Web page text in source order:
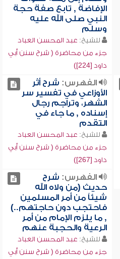
الإفاضة , تابع صفة حجة
النبي صلى الله عليه
وسلم
للشيخ: عبد المحسن العباد
جزء من محاضرة ( شرح سنن أبي
داود [224])
الفهرس: شرح أثر
الأوزاعي في تفسير سر
الشهر، وتراجم رجال
إسناده , ما جاء في
التقدم
للشيخ: عبد المحسن العباد
جزء من محاضرة ( شرح سنن أبي
داود [267])
الفهرس: شرح
حديث (من ولاه الله
شيئاً من أمر المسلمين
فاحتجب دون حاجتهم..)
, ما يلزم الإمام من أمر
الرعية والحجبة عنهم
للشيخ: عبد المحسن العباد
جزء من محاضرة ( شرح سنن أبي